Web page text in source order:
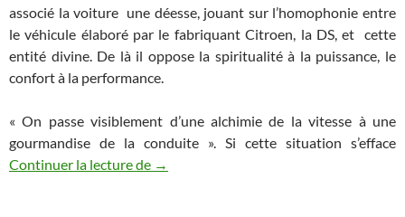
associé la voiture une déesse, jouant sur l’homophonie entre
le véhicule élaboré par le fabriquant Citroen, la DS, et cette
entité divine. De là il oppose la spiritualité à la puissance, le
confort à la performance.
« On passe visiblement d’une alchimie de la vitesse à une
gourmandise de la conduite ». Si cette situation s’efface
Continuer la lecture de
Le concept NeuV de Honda: acheter utile
→